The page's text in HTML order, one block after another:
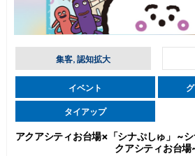
集客, 認知拡大
イベント
タイアップ
アクアシティお台場×「シナぷしゅ」 ~
クアシティお台場